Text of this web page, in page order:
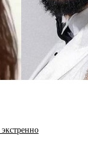
экстренно